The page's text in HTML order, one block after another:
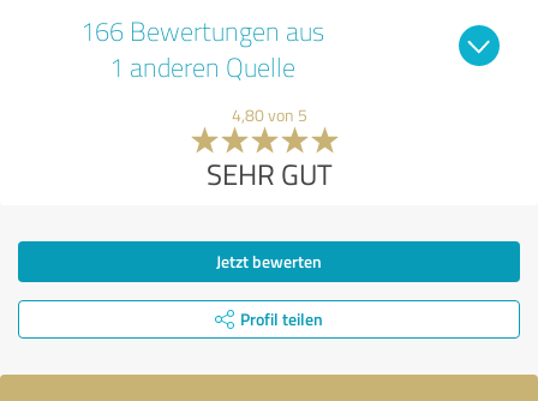
166 Bewertungen aus
1 anderen Quelle
4,80 von 5
SEHR GUT
Jetzt bewerten
Profil teilen